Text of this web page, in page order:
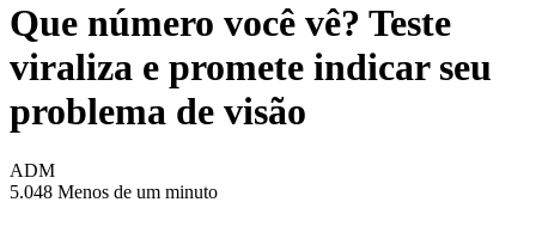
Que número você vê? Teste
viraliza e promete indicar seu
problema de visão
ADM
5.048 Menos de um minuto